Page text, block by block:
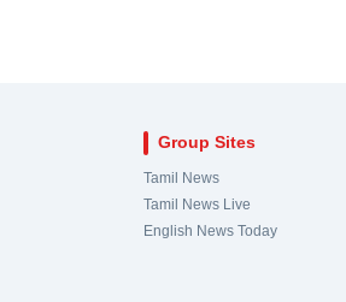
21
22 Virugampakkam
Group Sites
Tamil News
Tamil News Live
English News Today